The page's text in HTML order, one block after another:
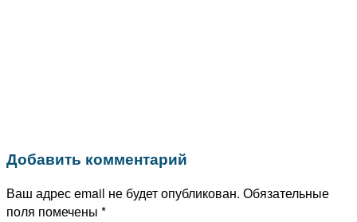
Добавить комментарий
Ваш адрес email не будет опубликован. Обязательные
поля помечены *